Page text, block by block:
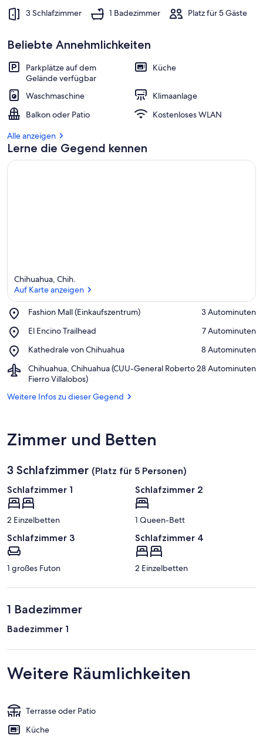
3 Schlafzimmer 1 Badezimmer Platz für 5 Gäste
Beliebte Annehmlichkeiten
Parkplätze auf dem
Gelände verfügbar
Küche
Waschmaschine
Klimaanlage
Balkon oder Patio
Kostenloses WLAN
Alle anzeigen
Lerne die Gegend kennen
Chihuahua, Chih.
Auf Karte anzeigen
Fashion Mall (Einkaufszentrum)
Place,
Mall
‪3 Autominuten‬
El Encino Trailhead
Place,
Encino
‪7 Autominuten‬
Kathedrale von Chihuahua
Place,
von
Chihuahua
‪8 Autominuten‬
Chihuahua, Chihuahua (CUU-General Roberto
Fierro Villalobos)
Airport,
Chihuahua,
(CUU-
Villalobos)
‪28 Autominuten‬
Weitere Infos zu dieser Gegend
Zimmer und Betten
3 Schlafzimmer (Platz für 5 Personen)
Schlafzimmer 1
2 Einzelbetten
Schlafzimmer 2
1 Queen-Bett
Schlafzimmer 3
1 großes Futon
Schlafzimmer 4
2 Einzelbetten
1 Badezimmer
Badezimmer 1
Weitere Räumlichkeiten
Terrasse oder Patio
Küche